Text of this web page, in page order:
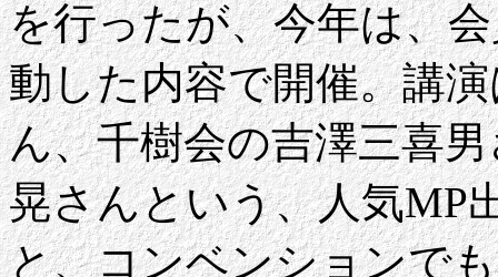
を行ったが、今年は、
動した内容で開催。講
ん、千樹会の吉澤三喜
晃さんという、人気MP
と、コンベンションで